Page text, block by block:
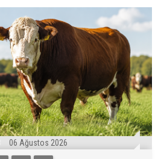
06 Ağustos 2026